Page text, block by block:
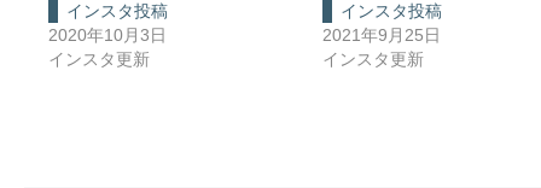
インスタ投稿
2020年10月3日
インスタ更新
インスタ投稿
2021年9月25日
インスタ更新